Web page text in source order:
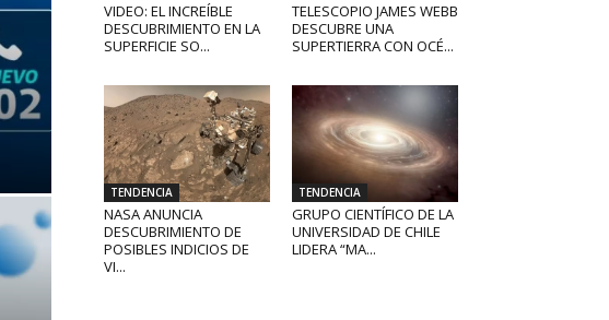
VIDEO: EL INCREÍBLE
DESCUBRIMIENTO EN LA
SUPERFICIE SO...
TELESCOPIO JAMES WEBB
DESCUBRE UNA
SUPERTIERRA CON OCÉ...
TENDENCIA
NASA ANUNCIA
DESCUBRIMIENTO DE
POSIBLES INDICIOS DE
VI...
TENDENCIA
GRUPO CIENTÍFICO DE LA
UNIVERSIDAD DE CHILE
LIDERA “MA...